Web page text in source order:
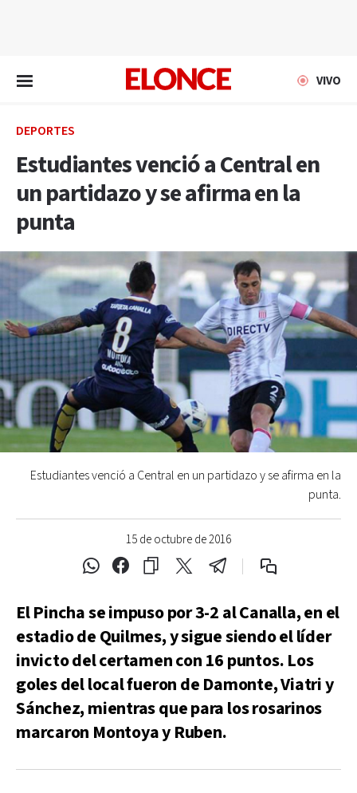
VIVO
DEPORTES
Estudiantes venció a Central en
un partidazo y se afirma en la
punta
15 de octubre de 2016
Estudiantes venció a Central en un partidazo y se afirma en la
punta.
El Pincha se impuso por 3-2 al Canalla, en el
estadio de Quilmes, y sigue siendo el líder
invicto del certamen con 16 puntos. Los
goles del local fueron de Damonte, Viatri y
Sánchez, mientras que para los rosarinos
marcaron Montoya y Ruben.